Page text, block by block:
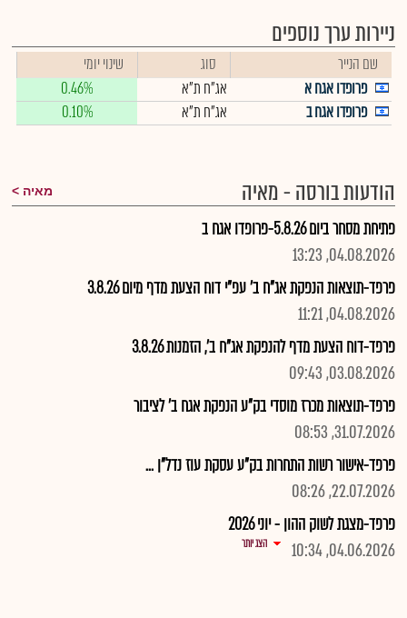
ניירות ערך נוספים
שם הנייר סוג
שינוי יומי
פרופדו אגח א
אג"ח ת"א
0.46%
פרופדו אגח ב
אג"ח ת"א 0.10%
הודעות בורסה - מאיה מאיה
פתיחת מסחר ביום 5.8.26-פרופדו אגח ב
04.08.2026, 13:23
פרפד-תוצאות הנפקת אג"ח ב' עפ"י דוח הצעת מדף מיום 3.8.26
04.08.2026, 11:21
פרפד-דוח הצעת מדף להנפקת אג"ח ב', הזמנות 3.8.26
03.08.2026, 09:43
פרפד-תוצאות מכרז מוסדי בק"ע הנפקת אגח ב' לציבור
31.07.2026, 08:53
פרפד-אישור רשות התחרות בק"ע עסקת עוז נדל"ן ...
22.07.2026, 08:26
פרפד-מצגת לשוק ההון - יוני 2026
04.06.2026, 10:34
הצג יותר